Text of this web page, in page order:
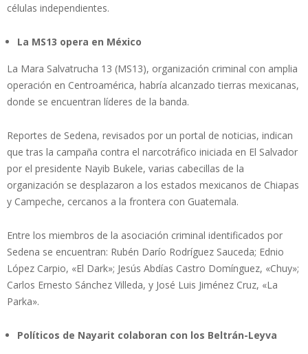
células independientes.
La MS13 opera en México
La Mara Salvatrucha 13 (MS13), organización criminal con amplia
operación en Centroamérica, habría alcanzado tierras mexicanas,
donde se encuentran líderes de la banda.
Reportes de Sedena, revisados por un portal de noticias, indican
que tras la campaña contra el narcotráfico iniciada en El Salvador
por el presidente Nayib Bukele, varias cabecillas de la
organización se desplazaron a los estados mexicanos de Chiapas
y Campeche, cercanos a la frontera con Guatemala.
Entre los miembros de la asociación criminal identificados por
Sedena se encuentran: Rubén Darío Rodríguez Sauceda; Ednio
López Carpio, «El Dark»; Jesús Abdías Castro Domínguez, «Chuy»;
Carlos Ernesto Sánchez Villeda, y José Luis Jiménez Cruz, «La
Parka».
Políticos de Nayarit colaboran con los Beltrán-Leyva